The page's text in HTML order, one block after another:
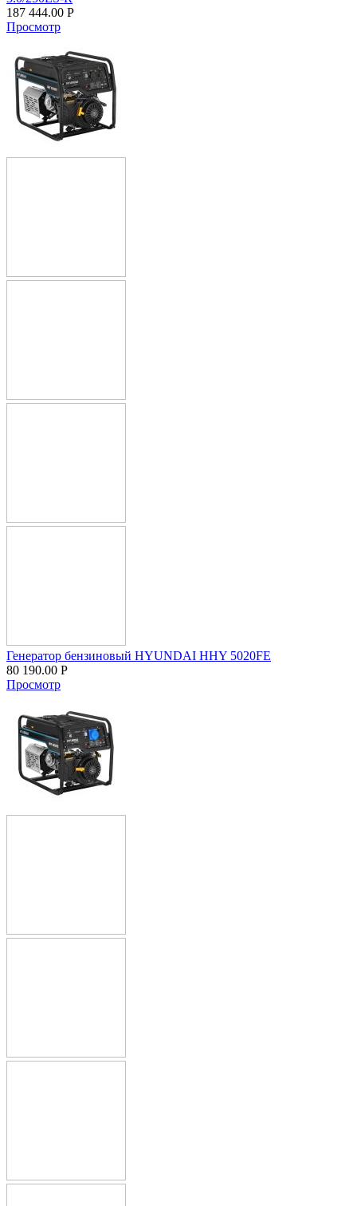
187 444.00 Р
Просмотр
Генератор бензиновый HYUNDAI HHY 5020FE
80 190.00 Р
Просмотр